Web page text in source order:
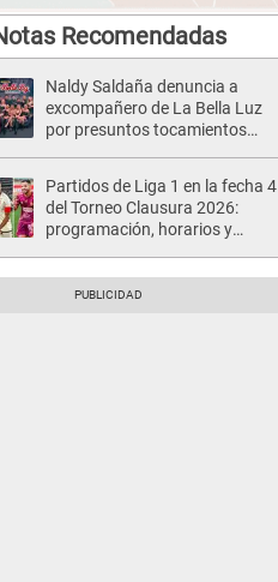
Recomendadas
Naldy Saldaña denuncia a
excompañero de La Bella Luz
por presuntos tocamientos
Partidos de Liga 1 en la fecha 4
del Torneo Clausura 2026:
programación, horarios y